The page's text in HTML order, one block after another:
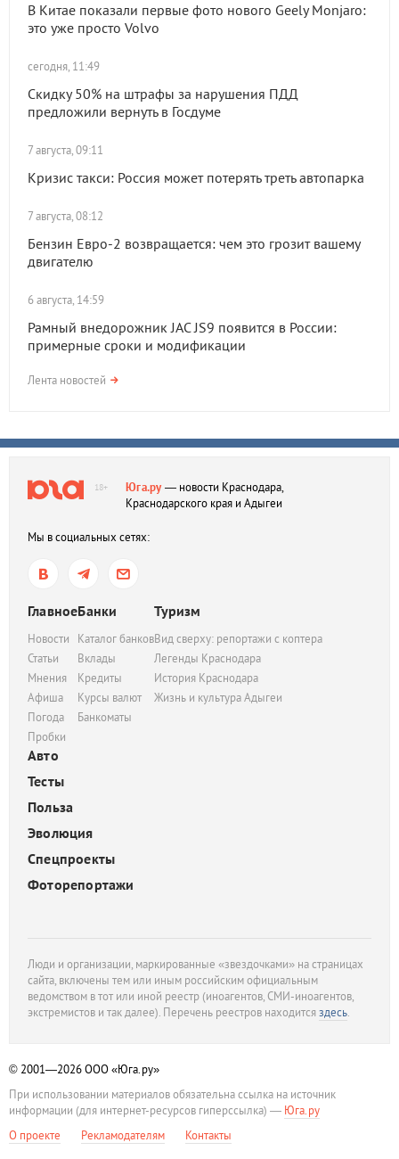
В Китае показали первые фото нового Geely Monjaro:
это уже просто Volvo
сегодня, 11:49
Скидку 50% на штрафы за нарушения ПДД
предложили вернуть в Госдуме
7 августа, 09:11
Кризис такси: Россия может потерять треть автопарка
7 августа, 08:12
Бензин Евро-2 возвращается: чем это грозит вашему
двигателю
6 августа, 14:59
Рамный внедорожник JAC JS9 появится в России:
примерные сроки и модификации
Лента новостей
18+ Юга.ру— новости Краснодара,
Краснодарского края и Адыгеи
Мы в социальных сетях:
Главное
Новости
Статьи
Мнения
Афиша
Погода
Пробки
Банки
Каталог банков
Вклады
Кредиты
Курсы валют
Банкоматы
Туризм
Вид сверху: репортажи с коптера
Легенды Краснодара
История Краснодара
Жизнь и культура Адыгеи
Авто
Тесты
Польза
Эволюция
Спецпроекты
Фоторепортажи
Люди и организации, маркированные «звездочками» на страницах
сайта, включены тем или иным российским официальным
ведомством в тот или иной реестр (иноагентов, СМИ-иноагентов,
экстремистов и так далее). Перечень реестров находитсяздесь.
© 2001—2026ООО «Юга.ру»
При использовании материалов обязательна ссылка на источник
информации (для интернет-ресурсов гиперссылка) — Юга.ру
О проекте
Рекламодателям Контакты